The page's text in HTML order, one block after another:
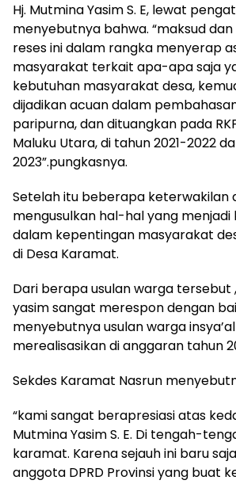
Hj. Mutmina Yasim S. E, lewat
menyebutnya bahwa. “maksud
reses ini dalam rangka menyerap
masyarakat terkait apa-apa saja
kebutuhan masyarakat desa,
dijadikan acuan dalam
paripurna, dan dituangkan pada
Maluku Utara, di tahun 2021-2022
2023”.pungkasnya.
Setelah itu beberapa keterwakilan
mengusulkan hal-hal yang menjadi
dalam kepentingan masyarakat
di Desa Karamat.
Dari berapa usulan warga tersebut
yasim sangat merespon dengan
menyebutnya usulan warga
merealisasikan di anggaran tahun
Sekdes Karamat Nasrun
“kami sangat berapresiasi atas
Mutmina Yasim S. E. Di tengah-
karamat. Karena sejauh ini baru
anggota DPRD Provinsi yang buat